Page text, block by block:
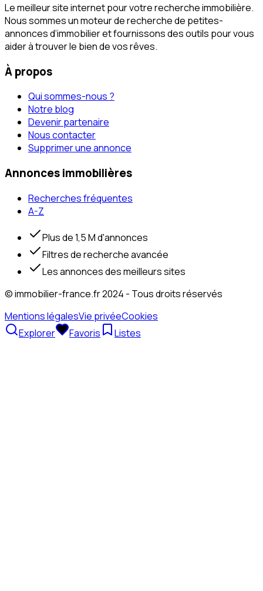
Le meilleur site internet pour votre recherche immobilière.
Nous sommes un moteur de recherche de petites-
annonces d‘immobilier et fournissons des outils pour vous
aider à trouver le bien de vos rêves.
À propos
Qui sommes-nous ?
Notre blog
Devenir partenaire
Nous contacter
Supprimer une annonce
Annonces immobilières
Recherches fréquentes
A-Z
Plus de 1,5 M d'annonces
Filtres de recherche avancée
Les annonces des meilleurs sites
© immobilier-france.fr 2024 - Tous droits réservés
Mentions légalesVie privéeCookies
Explorer
Favoris Listes